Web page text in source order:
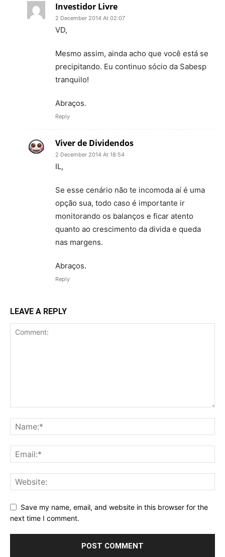
Investidor Livre
2 December 2014 At 02:07
VD,
Mesmo assim, ainda acho que você está se
precipitando. Eu continuo sócio da Sabesp
tranquilo!
Abraços.
Reply
Viver de Dividendos
2 December 2014 At 18:54
IL,
Se esse cenário não te incomoda aí é uma
opção sua, todo caso é importante ir
monitorando os balanços e ficar atento
quanto ao crescimento da divida e queda
nas margens.
Abraços.
Reply
LEAVE A REPLY
Save my name, email, and website in this browser for the
next time I comment.